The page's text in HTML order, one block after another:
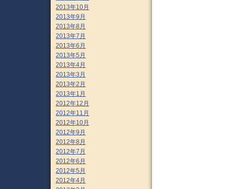
2013年10月
2013年9月
2013年8月
2013年7月
2013年6月
2013年5月
2013年4月
2013年3月
2013年2月
2013年1月
2012年12月
2012年11月
2012年10月
2012年9月
2012年8月
2012年7月
2012年6月
2012年5月
2012年4月